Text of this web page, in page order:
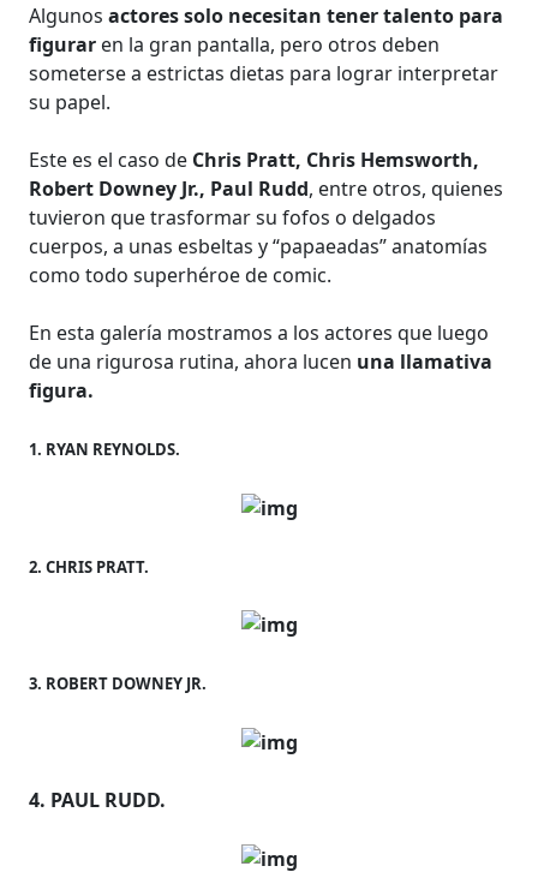
Algunosactores solo necesitan tener talento para
figurar en la gran pantalla, pero otros deben
someterse a estrictas dietas para lograr interpretar
su papel.
Este es el caso de Chris Pratt, Chris Hemsworth,
Robert Downey Jr., Paul Rudd, entre otros, quienes
tuvieron que trasformar su fofos o delgados
cuerpos, a unas esbeltas y “papaeadas” anatomías
como todo superhéroe de comic.
En esta galería mostramos a los actores que luego
de una rigurosa rutina, ahora lucen una llamativa
figura.
1. RYAN REYNOLDS.
2. CHRIS PRATT.
3. ROBERT DOWNEY JR.
4. PAUL RUDD.